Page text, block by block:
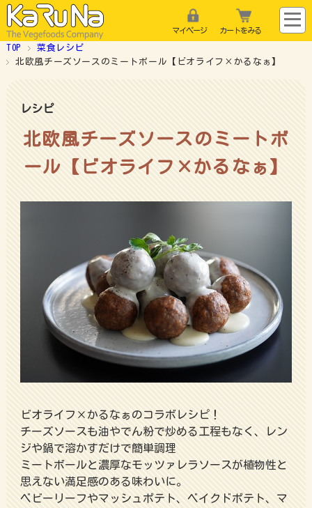
マイページ カートをみる
TOP
菜食レシピ
北欧風チーズソースのミートボール【ビオライフ×かるなぁ】
レシピ
北欧風チーズソースのミートボ
ール【ビオライフ×かるなぁ】
ビオライフ×かるなぁのコラボレシピ！
チーズソースも油やでん粉で炒める工程もなく、レン
ジや鍋で溶かすだけで簡単調理
ミートボールと濃厚なモッツァレラソースが植物性と
思えない満足感のある味わいに。
ベビーリーフやマッシュポテト、ベイクドポテト、マ